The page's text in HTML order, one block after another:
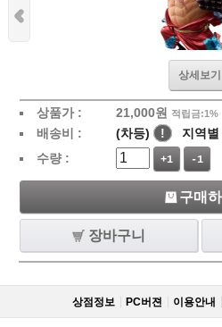
상세보기
상품가 : 21,000원 적립금:1%
배송비 : (차등) ! 지역별
수량 :
+1 -1
구매하
장바구니
상점정보 PC버젼 이용안내